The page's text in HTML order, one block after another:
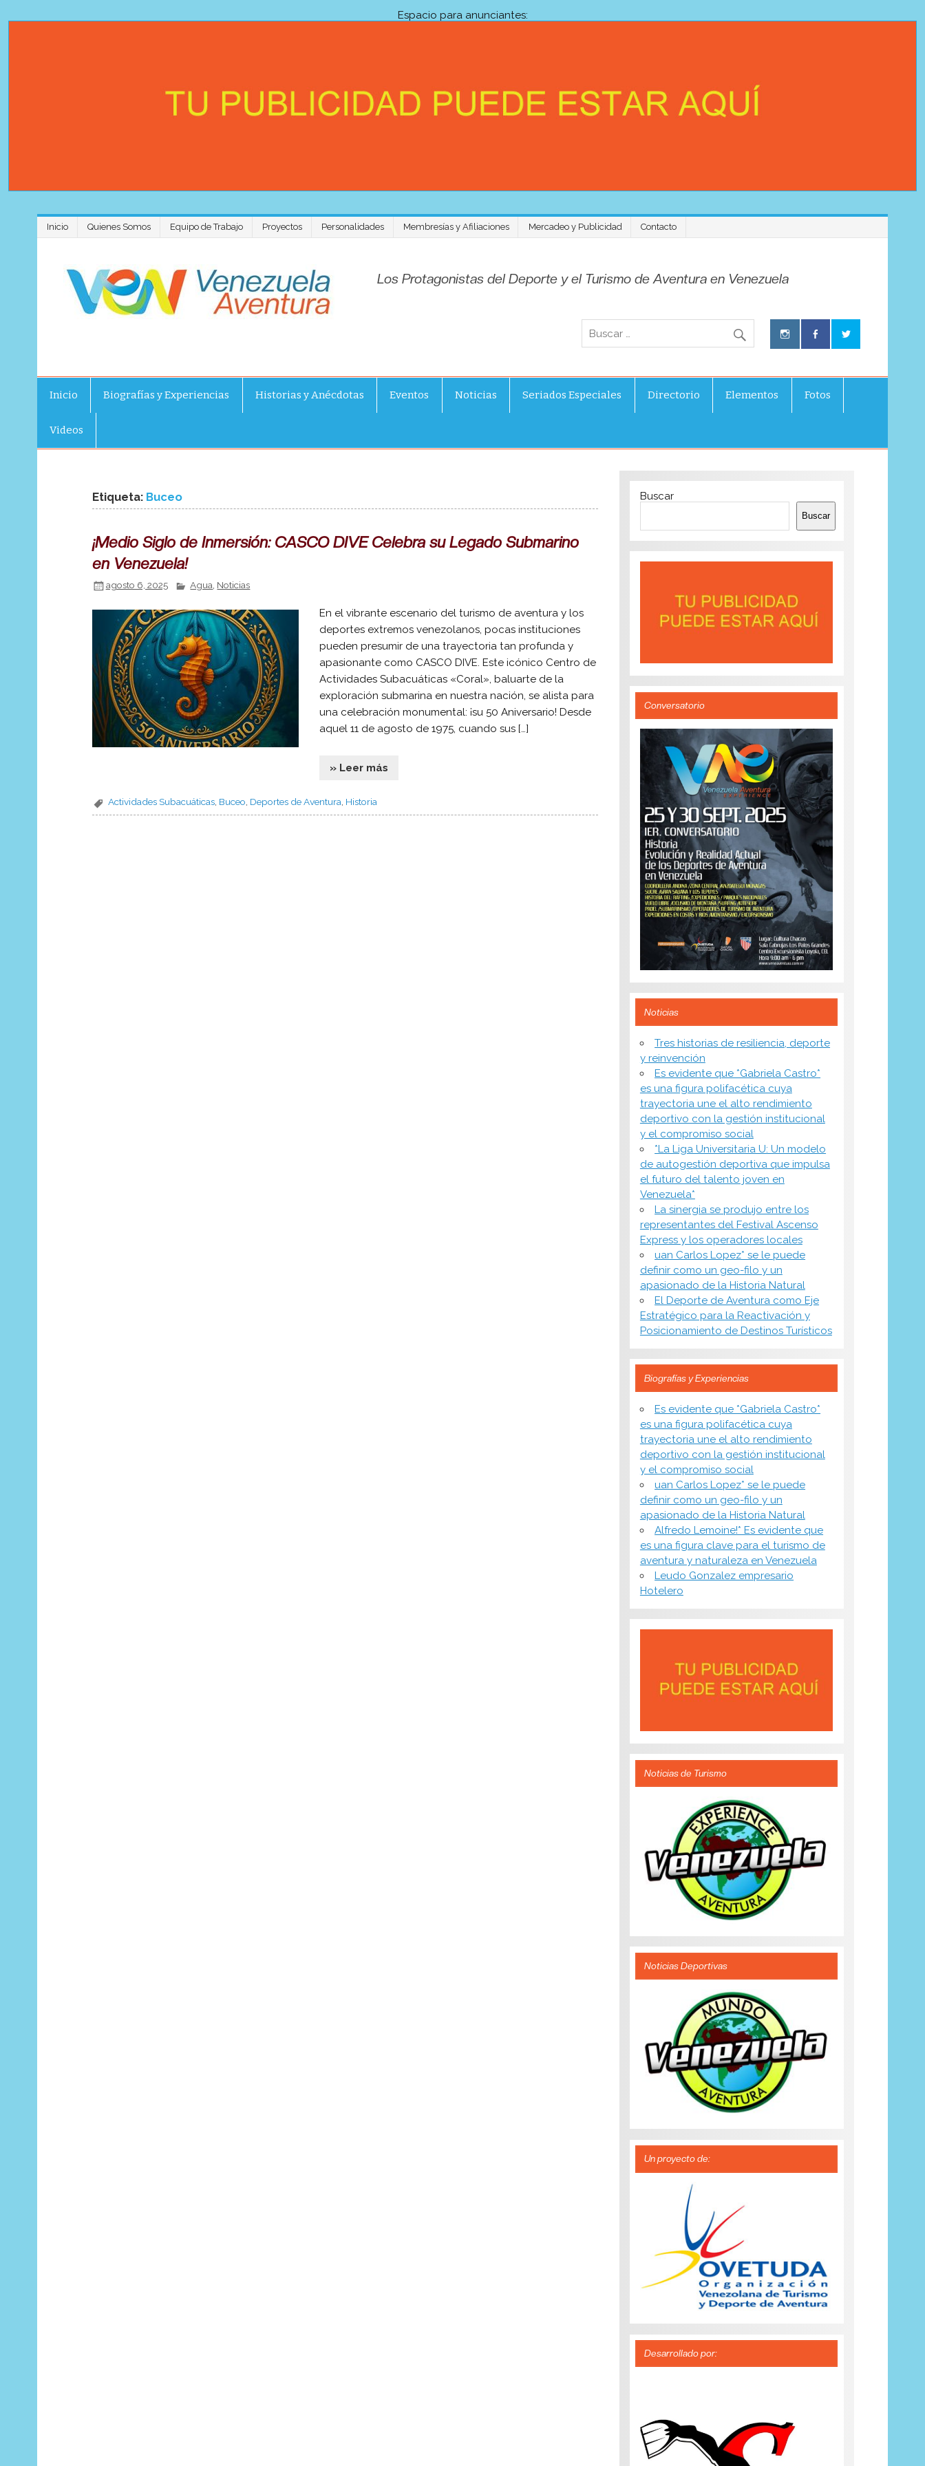
Espacio para anunciantes:
Inicio Quienes Somos Equipo de Trabajo Proyectos Personalidades Membresías y Afiliaciones Mercadeo y Publicidad Contacto
Venezuela Aventura Experience
Los Protagonistas del Deporte y el Turismo de Aventura en Venezuela
Inicio Biografías y Experiencias Historias y Anécdotas Eventos Noticias Seriados Especiales Directorio Elementos Fotos
Videos
Etiqueta: Buceo
¡Medio Siglo de Inmersión: CASCO DIVE Celebra su Legado Submarino
en Venezuela!
agosto 6, 2025 Agua, Noticias
En el vibrante escenario del turismo de aventura y los
deportes extremos venezolanos, pocas instituciones
pueden presumir de una trayectoria tan profunda y
apasionante como CASCO DIVE. Este icónico Centro de
Actividades Subacuáticas «Coral», baluarte de la
exploración submarina en nuestra nación, se alista para
una celebración monumental: ¡su 50 Aniversario! Desde
aquel 11 de agosto de 1975, cuando sus […]
» Leer más
Actividades Subacuáticas, Buceo, Deportes de Aventura, Historia
Buscar
Buscar
Conversatorio
Noticias
​Tres historias de resiliencia, deporte
y reinvención
Es evidente que *Gabriela Castro*
es una figura polifacética cuya
trayectoria une el alto rendimiento
deportivo con la gestión institucional
y el compromiso social
*​La Liga Universitaria U: Un modelo
de autogestión deportiva que impulsa
el futuro del talento joven en
Venezuela*
La sinergia se produjo entre los
representantes del Festival Ascenso
Express y los operadores locales
uan Carlos Lopez* se le puede
definir como un geo-filo y un
apasionado de la Historia Natural
El Deporte de Aventura como Eje
Estratégico para la Reactivación y
Posicionamiento de Destinos Turísticos
Biografías y Experiencias
Es evidente que *Gabriela Castro*
es una figura polifacética cuya
trayectoria une el alto rendimiento
deportivo con la gestión institucional
y el compromiso social
uan Carlos Lopez* se le puede
definir como un geo-filo y un
apasionado de la Historia Natural
Alfredo Lemoine!* Es evidente que
es una figura clave para el turismo de
aventura y naturaleza en Venezuela
Leudo Gonzalez empresario
Hotelero
Noticias de Turismo
Noticias Deportivas
Un proyecto de:
Desarrollado por: